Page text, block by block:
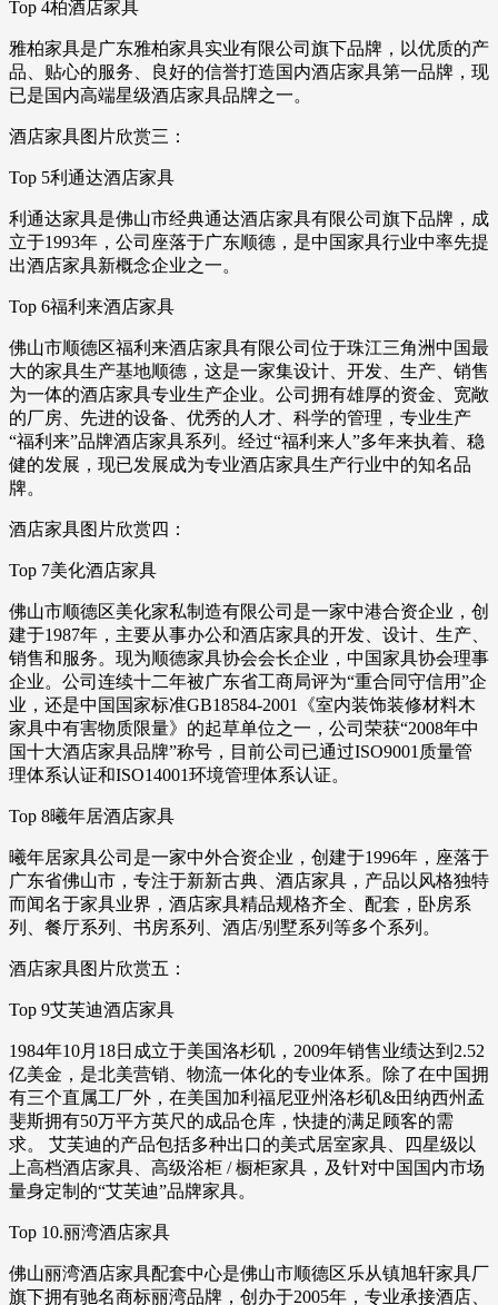
Top 4柏酒店家具
雅柏家具是广东雅柏家具实业有限公司旗下品牌，以优质的产
品、贴心的服务、良好的信誉打造国内酒店家具第一品牌，现
已是国内高端星级酒店家具品牌之一。
酒店家具图片欣赏三：
Top 5利通达酒店家具
利通达家具是佛山市经典通达酒店家具有限公司旗下品牌，成
立于1993年，公司座落于广东顺德，是中国家具行业中率先提
出酒店家具新概念企业之一。
Top 6福利来酒店家具
佛山市顺德区福利来酒店家具有限公司位于珠江三角洲中国最
大的家具生产基地顺德，这是一家集设计、开发、生产、销售
为一体的酒店家具专业生产企业。公司拥有雄厚的资金、宽敞
的厂房、先进的设备、优秀的人才、科学的管理，专业生产
“福利来”品牌酒店家具系列。经过“福利来人”多年来执着、稳
健的发展，现已发展成为专业酒店家具生产行业中的知名品
牌。
酒店家具图片欣赏四：
Top 7美化酒店家具
佛山市顺德区美化家私制造有限公司是一家中港合资企业，创
建于1987年，主要从事办公和酒店家具的开发、设计、生产、
销售和服务。现为顺德家具协会会长企业，中国家具协会理事
企业。公司连续十二年被广东省工商局评为“重合同守信用”企
业，还是中国国家标准GB18584-2001《室内装饰装修材料木
家具中有害物质限量》的起草单位之一，公司荣获“2008年中
国十大酒店家具品牌”称号，目前公司已通过ISO9001质量管
理体系认证和ISO14001环境管理体系认证。
Top 8曦年居酒店家具
曦年居家具公司是一家中外合资企业，创建于1996年，座落于
广东省佛山市，专注于新新古典、酒店家具，产品以风格独特
而闻名于家具业界，酒店家具精品规格齐全、配套，卧房系
列、餐厅系列、书房系列、酒店/别墅系列等多个系列。
酒店家具图片欣赏五：
Top 9艾芙迪酒店家具
1984年10月18日成立于美国洛杉矶，2009年销售业绩达到2.52
亿美金，是北美营销、物流一体化的专业体系。除了在中国拥
有三个直属工厂外，在美国加利福尼亚州洛杉矶&田纳西州孟
斐斯拥有50万平方英尺的成品仓库，快捷的满足顾客的需
求。 艾芙迪的产品包括多种出口的美式居室家具、四星级以
上高档酒店家具、高级浴柜 / 橱柜家具，及针对中国国内市场
量身定制的“艾芙迪”品牌家具。
Top 10.丽湾酒店家具
佛山丽湾酒店家具配套中心是佛山市顺德区乐从镇旭轩家具厂
旗下拥有驰名商标丽湾品牌，创办于2005年，专业承接酒店、